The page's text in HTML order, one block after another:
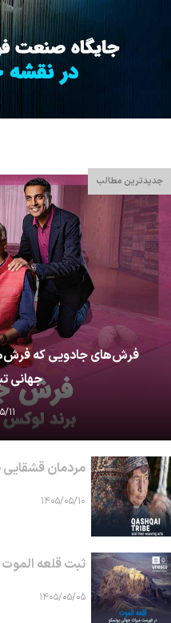
جدیدترین مطالب
فرش‌های جادویی که
جهانی
مردمان قشقایی
۱۴۰۵/۰۵/۱۰
ثبت قلعه
۱۴۰۵/۰۵/۰۵